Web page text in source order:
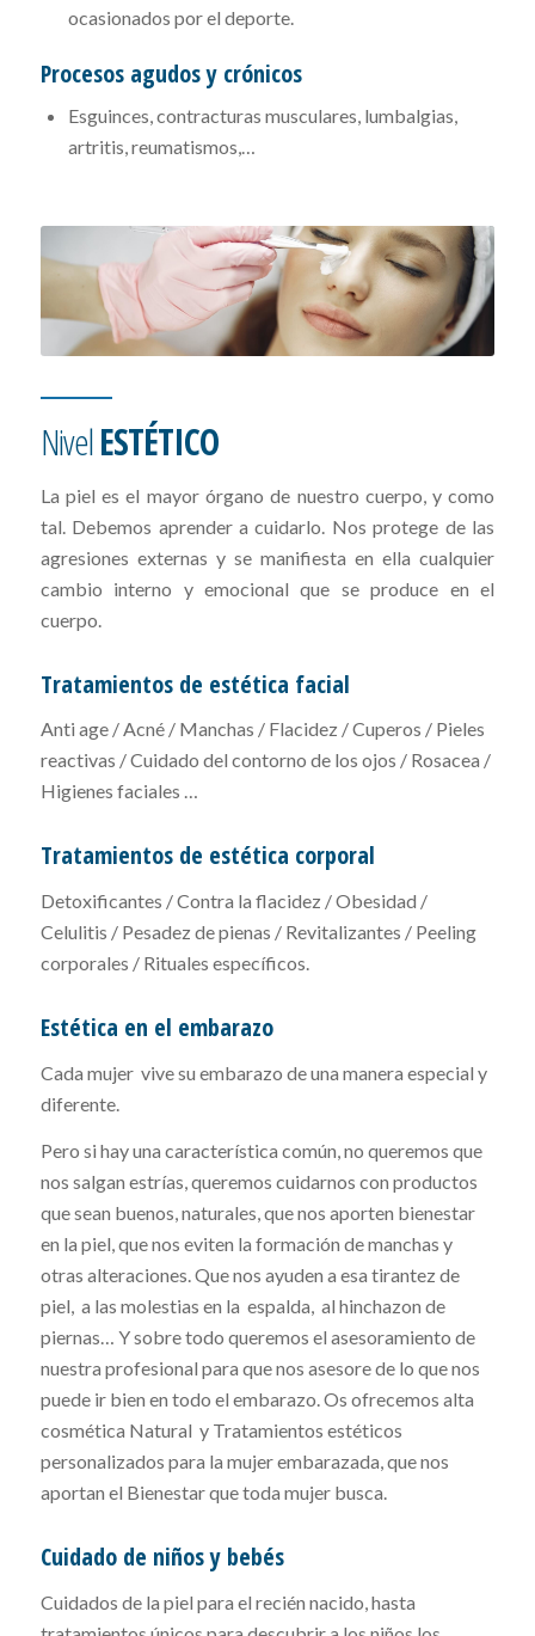
ocasionados por el deporte.
Procesos agudos y crónicos
Esguinces, contracturas musculares, lumbalgias,
artritis, reumatismos,…
NivelESTÉTICO
La piel es el mayor órgano de nuestro cuerpo, y como
tal. Debemos aprender a cuidarlo. Nos protege de las
agresiones externas y se manifiesta en ella cualquier
cambio interno y emocional que se produce en el
cuerpo.
Tratamientos de estética facial
Anti age / Acné / Manchas / Flacidez / Cuperos / Pieles
reactivas / Cuidado del contorno de los ojos / Rosacea /
Higienes faciales …
Tratamientos de estética corporal
Detoxificantes / Contra la flacidez / Obesidad /
Celulitis / Pesadez de pienas / Revitalizantes / Peeling
corporales / Rituales específicos.
Estética en el embarazo
Cada mujer vive su embarazo de una manera especial y
diferente.
Pero si hay una característica común, no queremos que
nos salgan estrías, queremos cuidarnos con productos
que sean buenos, naturales, que nos aporten bienestar
en la piel, que nos eviten la formación de manchas y
otras alteraciones. Que nos ayuden a esa tirantez de
piel, a las molestias en la espalda, al hinchazon de
piernas… Y sobre todo queremos el asesoramiento de
nuestra profesional para que nos asesore de lo que nos
puede ir bien en todo el embarazo. Os ofrecemos alta
cosmética Natural y Tratamientos estéticos
personalizados para la mujer embarazada, que nos
aportan el Bienestar que toda mujer busca.
Cuidado de niños y bebés
Cuidados de la piel para el recién nacido, hasta